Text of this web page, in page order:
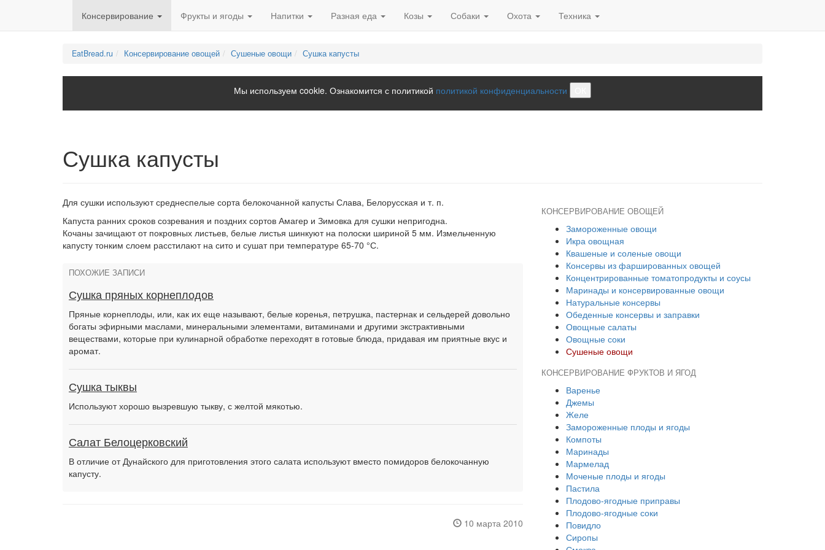
Консервирование Фрукты и ягоды Напитки Разная еда Козы Собаки Охота Техника
EatBread.ru Консервирование овощей Сушеные овощи Сушка капусты
Мы используем cookie. Ознакомится с политикой политикой конфиденциальности
Сушка капусты
Для сушки используют среднеспелые сорта белокочанной капусты Слава, Белорусская и т. п.
Капуста ранних сроков созревания и поздних сортов Амагер и Зимовка для сушки непригодна.
Кочаны зачищают от покровных листьев, белые листья шинкуют на полоски шириной 5 мм. Измельченную
капусту тонким слоем расстилают на сито и сушат при температуре 65-70 °С.
ПОХОЖИЕ ЗАПИСИ
Сушка пряных корнеплодов
Пряные корнеплоды, или, как их еще называют, белые коренья, петрушка, пастернак и сельдерей довольно
богаты эфирными маслами, минеральными элементами, витаминами и другими экстрактивными
веществами, которые при кулинарной обработке переходят в готовые блюда, придавая им приятные вкус и
аромат.
Сушка тыквы
Используют хорошо вызревшую тыкву, с желтой мякотью.
Салат Белоцерковский
В отличие от Дунайского для приготовления этого салата используют вместо помидоров белокочанную
капусту.
10 марта 2010
КОНСЕРВИРОВАНИЕ ОВОЩЕЙ
Замороженные овощи
Икра овощная
Квашеные и соленые овощи
Консервы из фаршированных овощей
Концентрированные томатопродукты и соусы
Маринады и консервированные овощи
Натуральные консервы
Обеденные консервы и заправки
Овощные салаты
Овощные соки
Сушеные овощи
КОНСЕРВИРОВАНИЕ ФРУКТОВ И ЯГОД
Варенье
Джемы
Желе
Замороженные плоды и ягоды
Компоты
Маринады
Мармелад
Моченые плоды и ягоды
Пастила
Плодово-ягодные приправы
Плодово-ягодные соки
Повидло
Сиропы